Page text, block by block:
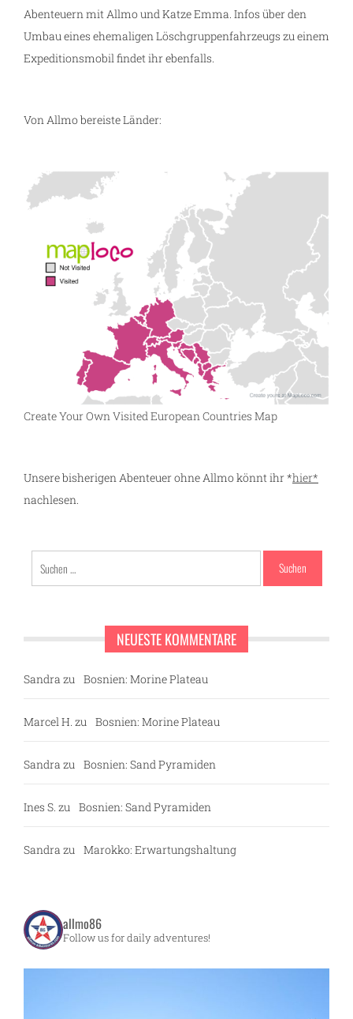
Abenteuern mit Allmo und Katze Emma. Infos über den
Umbau eines ehemaligen Löschgruppenfahrzeugs zu einem
Expeditionsmobil findet ihr ebenfalls.
Von Allmo bereiste Länder:
Create Your Own Visited European Countries Map
Unsere bisherigen Abenteuer ohne Allmo könnt ihr *hier*
nachlesen.
nach:
NEUESTE KOMMENTARE
Sandra zu Bosnien: Morine Plateau
Marcel H. zu Bosnien: Morine Plateau
Sandra zu Bosnien: Sand Pyramiden
Ines S. zu Bosnien: Sand Pyramiden
Sandra zu Marokko: Erwartungshaltung
allmo86
Follow us for daily adventures!